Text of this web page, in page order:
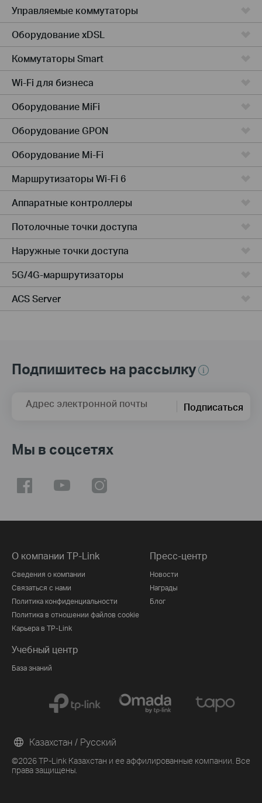
Управляемые коммутаторы
Оборудование xDSL
Коммутаторы Smart
Wi-Fi для бизнеса
Оборудование MiFi
Оборудование GPON
Оборудование Mi-Fi
Маршрутизаторы Wi-Fi 6
Аппаратные контроллеры
Потолочные точки доступа
Наружные точки доступа
5G/4G-маршрутизаторы
ACS Server
Подпишитесь на рассылку
Адрес электронной почты Подписаться
Мы в соцсетях
О компании TP-Link
Сведения о компании
Связаться с нами
Политика конфиденциальности
Политика в отношении файлов cookie
Карьера в TP-Link
Пресс-центр
Новости
Награды
Блог
Учебный центр
База знаний
©2026 TP-Link Казахстан и ее аффилированные компании. Все
права защищены.
Казахстан / Русский